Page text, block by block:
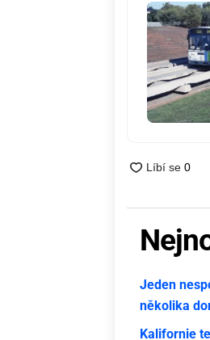
Jeden
několika
Kalifornie